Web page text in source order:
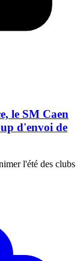
le SM Caen
d'envoi de
l'été des clubs